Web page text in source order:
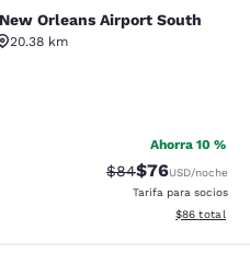
Airport
Orleans Airport South
20.38 km
estrellas. Bueno. 1171 reseñas
Ahorra 10 %
Precio tachado:
$84Precio con
$76USD/noche
Tarifa para socios
Ver detalles
$86 total